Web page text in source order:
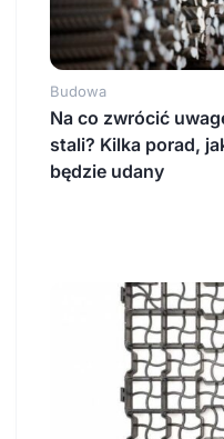
Budowa
Na co zwrócić
stali? Kilka porad,
będzie udany